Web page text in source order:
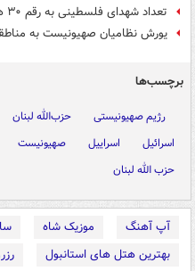
تعداد شهدای فلسطینی به رقم ۳۰ هزار تن نزدیک شد
یورش نظامیان صهیونیست به
برچسب‌ها
رژیم صهیونیستی حزب‌الله لبنان
اسرائیل
اسراییل صهیونیست
حزب الله لبنان
آپ آهنگ موزیک شاه
بهترین هتل های استانبول